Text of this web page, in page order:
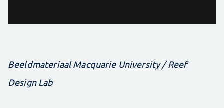
Beeldmateriaal Macquarie University / Reef
Design Lab